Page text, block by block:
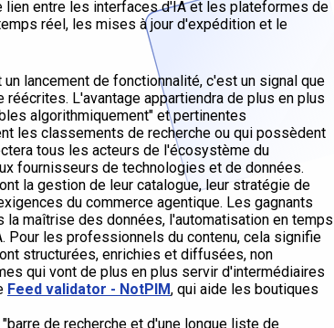
entre les interfaces d'IA et les plateformes de
réel, les mises à jour d'expédition et le
lancement de fonctionnalité, c'est un signal que
L'avantage appartiendra de plus en plus
algorithmiquement" et pertinentes
les classements de recherche ou qui possèdent
tous les acteurs de l'écosystème du
fournisseurs de technologies et de données.
la gestion de leur catalogue, leur stratégie de
du commerce agentique. Les gagnants
maîtrise des données, l'automatisation en temps
les professionnels du contenu, cela signifie
structurées, enrichies et diffusées, non
qui vont de plus en plus servir d'intermédiaires
Feed validator - NotPIM, qui aide les boutiques
de recherche et d'une longue liste de